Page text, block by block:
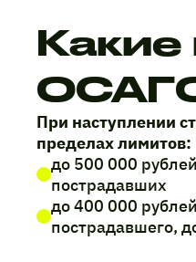
Какие
При наступлении
пределах лимитов:
до 500 000
пострадавших
до 400 000
пострадавшего,